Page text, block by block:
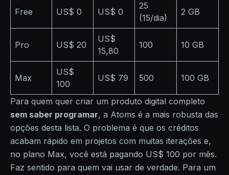
Free US$ 0 US$ 0
25
(15/dia)
2 GB
Pro US$ 20
US$
15,80
100 10 GB
Max
US$
100
US$ 79 500 100 GB
Para quem quer criar um produto digital completo
sem saber programar, a Atoms é a mais robusta das
opções desta lista. O problema é que os créditos
acabam rápido em projetos com muitas iterações e,
no plano Max, você está pagando US$ 100 por mês.
Faz sentido para quem vai usar de verdade. Para um